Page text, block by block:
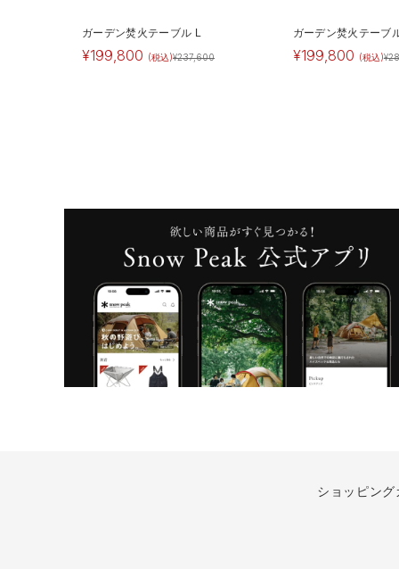
ガーデン焚火テーブル L
¥199,800 (税込)¥237,600
ガーデン焚火テーブ
¥199,800 (税込)¥
ショッピング